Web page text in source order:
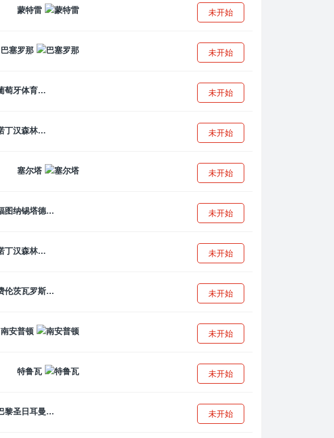
蒙特雷 未开始
巴塞罗那 未开始
葡萄牙体育 未开始
诺丁汉森林 未开始
塞尔塔 未开始
福图纳锡塔德 未开始
诺丁汉森林 未开始
费伦茨瓦罗斯 未开始
南安普顿 未开始
特鲁瓦 未开始
巴黎圣日耳曼 未开始